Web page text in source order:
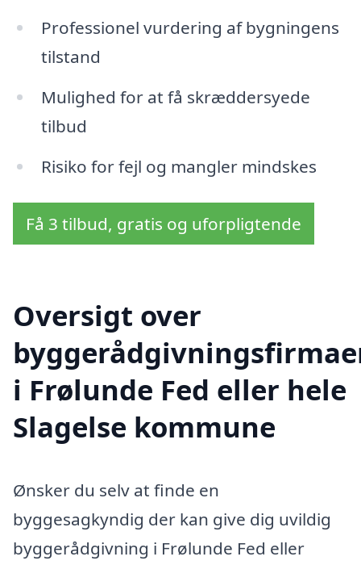
Professionel vurdering af bygningens
tilstand
Mulighed for at få skræddersyede
tilbud
Risiko for fejl og mangler mindskes
Få 3 tilbud, gratis og uforpligtende
Oversigt over
i Frølunde Fed eller hele
Slagelse kommune
Ønsker du selv at finde en
byggesagkyndig der kan give dig uvildig
byggerådgivning i Frølunde Fed eller